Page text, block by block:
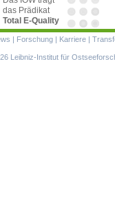
das Prädikat
Total E-Quality
| Forschung | Karriere |
Leibniz-Institut für